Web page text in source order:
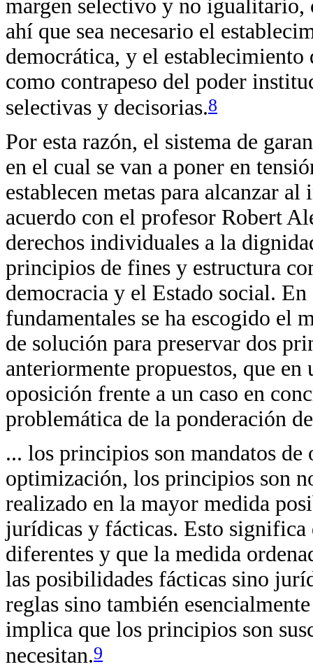
margen selectivo y no igualitario,
ahí que sea necesario el
democrática, y el
como contrapeso del poder
selectivas y decisorias.8
Por esta razón, el sistema de
en el cual se van a poner en
establecen metas para alcanzar
acuerdo con el profesor Robert
derechos individuales a la
principios de fines y estructura
democracia y el Estado social.
fundamentales se ha escogido el
de solución para preservar dos
anteriormente propuestos, que en
oposición frente a un caso en
problemática de la ponderación
... los principios son mandatos
optimización, los principios son
realizado en la mayor medida
jurídicas y fácticas. Esto significa
diferentes y que la medida
las posibilidades fácticas sino
reglas sino también
implica que los principios son
necesitan.9